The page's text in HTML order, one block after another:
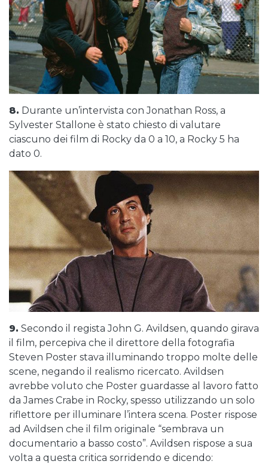
8. Durante un’intervista con Jonathan Ross, a
Sylvester Stallone è stato chiesto di valutare
ciascuno dei film di Rocky da 0 a 10, a Rocky 5 ha
dato 0.
9. Secondo il regista John G. Avildsen, quando girava
il film, percepiva che il direttore della fotografia
Steven Poster stava illuminando troppo molte delle
scene, negando il realismo ricercato. Avildsen
avrebbe voluto che Poster guardasse al lavoro fatto
da James Crabe in Rocky, spesso utilizzando un solo
riflettore per illuminare l’intera scena. Poster rispose
ad Avildsen che il film originale “sembrava un
documentario a basso costo”. Avildsen rispose a sua
volta a questa critica sorridendo e dicendo: